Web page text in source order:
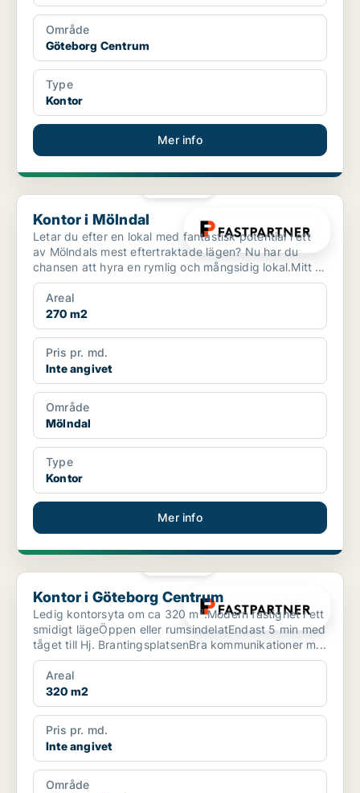
Område
Göteborg Centrum
Type
Kontor
Mer info
Kontor i Mölndal
Kontor i Mölndal
Letar du efter en lokal med fantastisk potential i ett
av Mölndals mest eftertraktade lägen? Nu har du
chansen att hyra en rymlig och mångsidig lokal.Mitt i
...
Areal
270 m2
Pris pr. md.
Inte angivet
Område
Mölndal
Type
Kontor
Mer info
Kontor i Göteborg Centrum
Kontor i Göteborg Centrum
Ledig kontorsyta om ca 320 m².Modern fastighet i ett
smidigt lägeÖppen eller rumsindelatEndast 5 min med
tåget till Hj. BrantingsplatsenBra kommunikationer m...
Areal
320 m2
Pris pr. md.
Inte angivet
Område